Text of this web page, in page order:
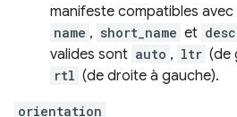
manifeste compatibles
name , short_name et
valides sont auto , ltr (de
rtl (de droite à gauche).
orientation